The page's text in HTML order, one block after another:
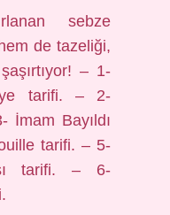
sebze
de tazeliği,
– 1-
tarifi. – 2-
İmam Bayıldı
tarifi. – 5-
tarifi. – 6-